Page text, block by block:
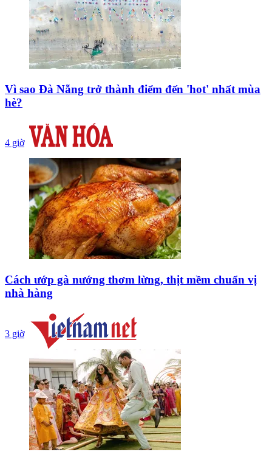
Vì sao Đà Nẵng trở thành điểm đến 'hot' nhất mùa
hè?
4 giờ
Cách ướp gà nướng thơm lừng, thịt mềm chuẩn vị
nhà hàng
3 giờ